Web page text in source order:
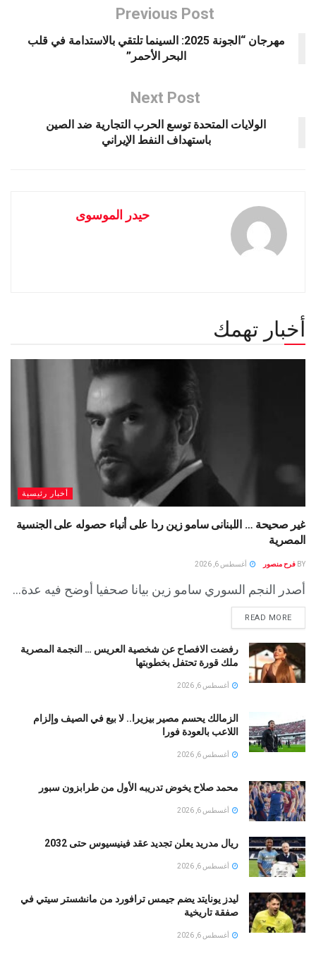
Previous Post
مهرجان “الجونة 2025: السينما تلتقي بالاستدامة في قلب
البحر الأحمر”
Next Post
الولايات المتحدة توسع الحرب التجارية ضد الصين
باستهداف النفط الإيراني
حيدر الموسوى
أخبار تهمك
أخبار رئيسية
غير صحيحة … اللبنانى سامو زين ردا على أنباء حصوله على الجنسية
المصرية
BY فرح منصور أغسطس 6, 2026
أصدر النجم السوري سامو زين بيانا صحفيا أوضح فيه عدة...
READ MORE
رفضت الافصاح عن شخصية العريس … النجمة المصرية
ملك قورة تحتفل بخطوبتها
أغسطس 6, 2026
الزمالك يحسم مصير بيزيرا.. لا بيع في الصيف وإلزام
اللاعب بالعودة فورا
أغسطس 6, 2026
محمد صلاح يخوض تدريبه الأول من طرابزون سبور
أغسطس 6, 2026
ريال مدريد يعلن تجديد عقد فينيسيوس حتى 2032
أغسطس 6, 2026
ليدز يونايتد يضم جيمس ترافورد من مانشستر سيتي في
صفقة تاريخية
أغسطس 6, 2026